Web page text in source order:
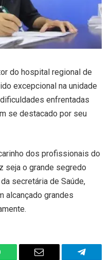
do hospital regional de
excepcional na unidade
enfrentadas
se destacado por seu
dos profissionais do
seja o grande segredo
secretária de Saúde,
alcançado grandes